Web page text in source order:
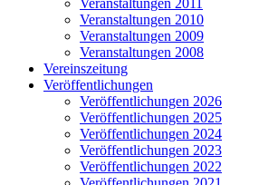
Veranstaltungen 2010
Veranstaltungen 2009
Veranstaltungen 2008
Vereinszeitung
Veröffentlichungen
Veröffentlichungen 2026
Veröffentlichungen 2025
Veröffentlichungen 2024
Veröffentlichungen 2023
Veröffentlichungen 2022